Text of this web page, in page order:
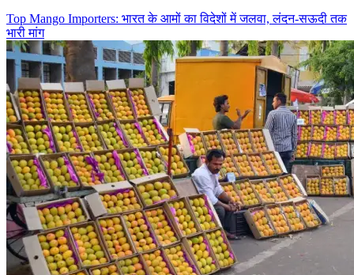
Top Mango Importers: भारत के आमों का विदेशों में जलवा, लंदन-सऊदी तक
भारी मांग